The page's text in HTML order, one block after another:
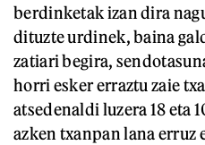
berdinketak izan dira
dituzte urdinek, baina
zatiari begira,
horri esker erraztu zaie
atsedenaldi luzera 18 eta
azken txanpan lana erruz